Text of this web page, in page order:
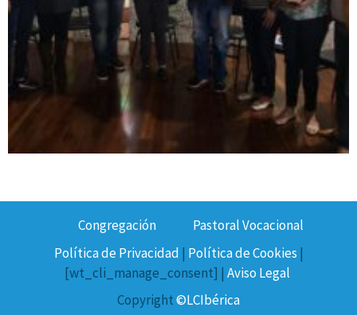
Congregación
Pastoral Vocacional
Política de Privacidad | Política de Cookies |
[wt_cli_manage_consent] | Aviso Legal
Copyright©LCIbérica